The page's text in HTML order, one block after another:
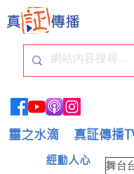
靈之水滴 真証傳播
舞台
經動人心